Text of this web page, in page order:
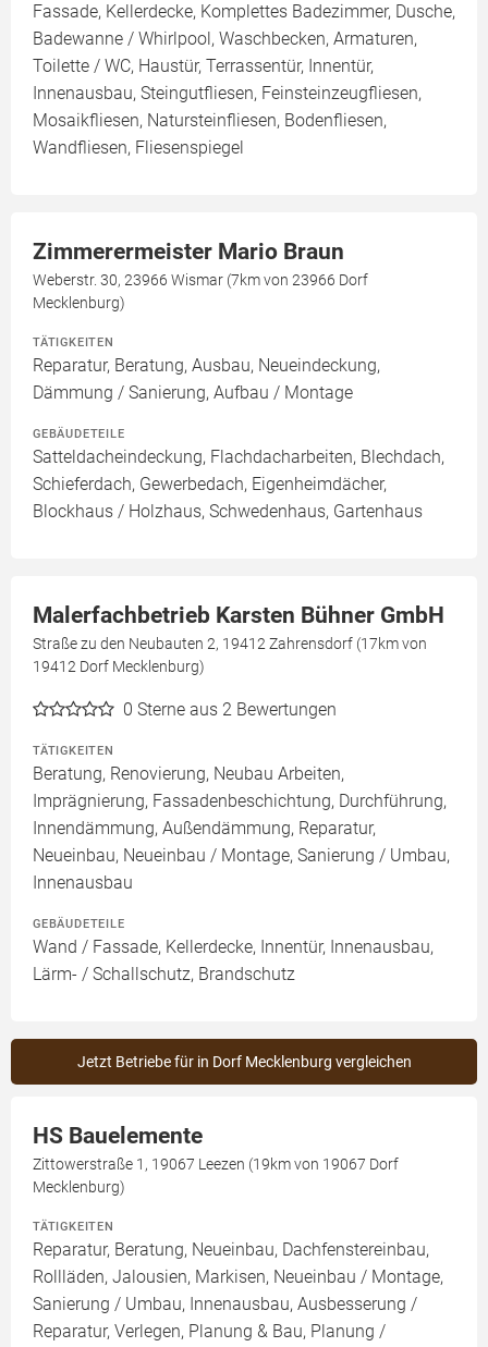
Fassade, Kellerdecke, Komplettes Badezimmer, Dusche,
Badewanne / Whirlpool, Waschbecken, Armaturen,
Toilette / WC, Haustür, Terrassentür, Innentür,
Innenausbau, Steingutfliesen, Feinsteinzeugfliesen,
Mosaikfliesen, Natursteinfliesen, Bodenfliesen,
Wandfliesen, Fliesenspiegel
Zimmerermeister Mario Braun
Weberstr. 30, 23966 Wismar (7km von 23966 Dorf
Mecklenburg)
TÄTIGKEITEN
Reparatur, Beratung, Ausbau, Neueindeckung,
Dämmung / Sanierung, Aufbau / Montage
GEBÄUDETEILE
Satteldacheindeckung, Flachdacharbeiten, Blechdach,
Schieferdach, Gewerbedach, Eigenheimdächer,
Blockhaus / Holzhaus, Schwedenhaus, Gartenhaus
Malerfachbetrieb Karsten Bühner GmbH
Straße zu den Neubauten 2, 19412 Zahrensdorf (17km von
19412 Dorf Mecklenburg)
0 Sterne aus 2 Bewertungen
TÄTIGKEITEN
Beratung, Renovierung, Neubau Arbeiten,
Imprägnierung, Fassadenbeschichtung, Durchführung,
Innendämmung, Außendämmung, Reparatur,
Neueinbau, Neueinbau / Montage, Sanierung / Umbau,
Innenausbau
GEBÄUDETEILE
Wand / Fassade, Kellerdecke, Innentür, Innenausbau,
Lärm- / Schallschutz, Brandschutz
Jetzt Betriebe für in Dorf Mecklenburg vergleichen
HS Bauelemente
Zittowerstraße 1, 19067 Leezen (19km von 19067 Dorf
Mecklenburg)
TÄTIGKEITEN
Reparatur, Beratung, Neueinbau, Dachfenstereinbau,
Rollläden, Jalousien, Markisen, Neueinbau / Montage,
Sanierung / Umbau, Innenausbau, Ausbesserung /
Reparatur, Verlegen, Planung & Bau, Planung /